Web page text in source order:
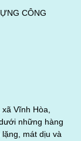
CÔNG
Vĩnh Hòa,
những hàng
mát dịu và